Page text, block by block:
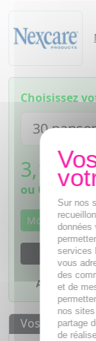
Choisissez
3,12€
ou 0,78€ si 4
M'avertir
Ajouter à
Vos
Sur nos
données
services
vous
des
et de
nos
partage
de